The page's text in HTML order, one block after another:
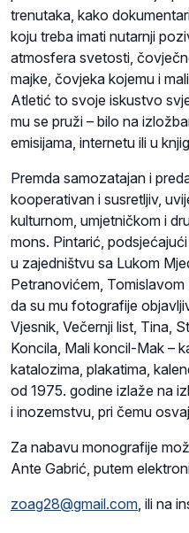
trenutaka, kako
koju treba imati nutarnji
atmosfera svetosti,
majke, čovjeka kojemu i
Atletić to svoje iskustvo
mu se pruži – bilo na
emisijama, internetu ili u
Premda samozatajan i
kooperativan i susretljiv,
kulturnom, umjetničkom i
mons. Pintarić,
u zajedništvu sa Lukom
Petranovićem,
da su mu fotografije
Vjesnik, Večernji list, Tina,
Koncila, Mali koncil-Mak –
katalozima, plakatima,
od 1975. godine izlaže na
i inozemstvu, pri čemu
Za nabavu monografije
Ante Gabrić, putem
zoag28@gmail.com , ili na